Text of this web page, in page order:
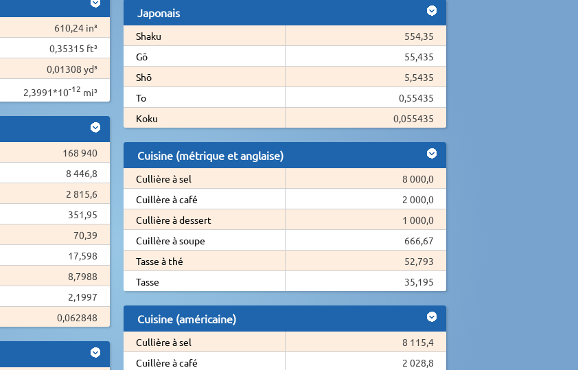
610,24 in³
0,35315 ft³
0,01308 yd³
2,3991*10-12 mi³
168 940
8 446,8
2 815,6
351,95
70,39
17,598
8,7988
2,1997
0,062848
Japonais
Shaku
554,35
Gō
55,435
Shō
5,5435
To
0,55435
Koku
0,055435
Cuisine (métrique et anglaise)
Cullière à sel
8 000,0
Cuillère à café
2 000,0
Cullière à dessert
1 000,0
Cuillère à soupe
666,67
Tasse à thé
52,793
Tasse
35,195
Cuisine (américaine)
Cullière à sel
8 115,4
Cuillère à café
2 028,8